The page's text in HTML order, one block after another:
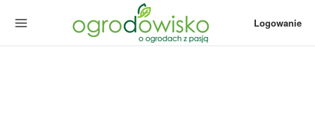
Logowanie